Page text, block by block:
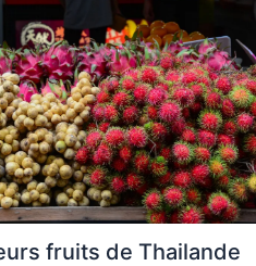
fruits de Thailande